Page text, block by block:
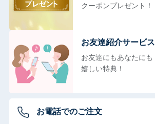
クーポンプレゼント！
お友達紹介サービス
お友達にもあなたにも
嬉しい特典！
お電話でのご注文